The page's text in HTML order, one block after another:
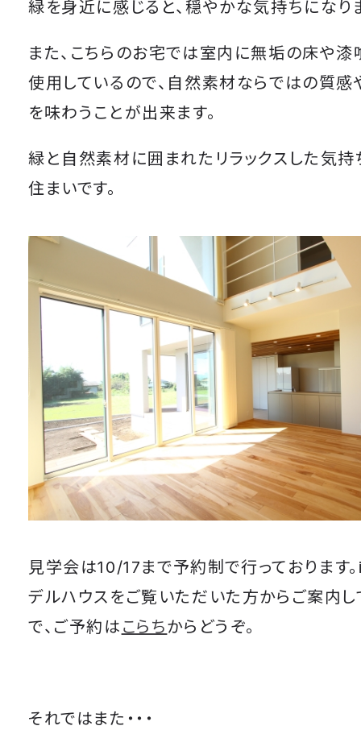
緑を身近に感じると、穏やかな気持ちになり
また、こちらのお宅では室内に無垢の床や
使用しているので、自然素材ならではの質感
を味わうことが出来ます。
緑と自然素材に囲まれたリラックスした気持
住まいです。
見学会は10/17まで予約制で行っております
デルハウスをご覧いただいた方からご案内し
で、ご予約は こらちからどうぞ。
それではまた・・・